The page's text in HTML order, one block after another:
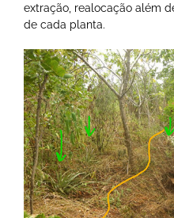
extração, realocação além
de cada planta.